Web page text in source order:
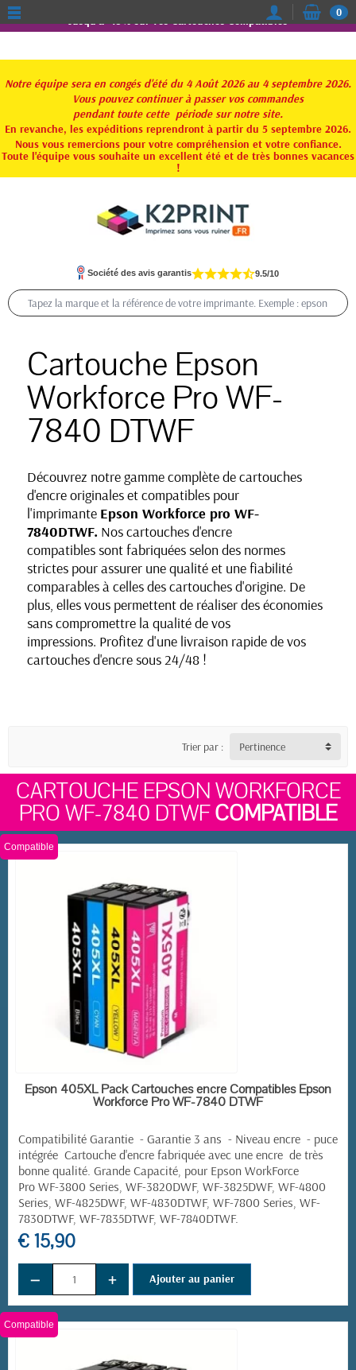
Jusqu'à -15% sur vos Cartouches Compatibles
Notre équipe sera en congés d'été du 4 Août 2026 au 4 septembre 2026.
Vous pouvez continuer à passer vos commandes
pendant toute cette période sur notre site.
En revanche, les expéditions reprendront à partir du 5 septembre 2026.
Nous vous remercions pour votre compréhension et votre confiance.
Toute l'équipe vous souhaite un excellent été et de très bonnes vacances
!
0
Société des avis garantis 9.5/10
Cartouche Epson
Workforce Pro WF-
7840 DTWF
Découvrez notre gamme complète de cartouches
d'encre originales et compatibles pour
l'imprimante Epson Workforce pro WF-
7840DTWF. Nos cartouches d'encre
compatibles sont fabriquées selon des normes
strictes pour assurer une qualité et une fiabilité
comparables à celles des cartouches d'origine. De
plus, elles vous permettent de réaliser des économies
sans compromettre la qualité de vos
impressions. Profitez d'une livraison rapide de vos
cartouches d'encre sous 24/48 !
Trier par : Pertinence
CARTOUCHE EPSON WORKFORCE
PRO WF-7840 DTWFCOMPATIBLE
EN STOCK
Compatible
Epson 405XL Pack Cartouches encre Compatibles Epson
Workforce Pro WF-7840 DTWF
Compatibilité Garantie - Garantie 3 ans - Niveau encre - puce
intégrée Cartouche d'encre fabriquée avec une encre de très
bonne qualité. Grande Capacité, pour Epson WorkForce
Pro WF-3800 Series, WF-3820DWF, WF-3825DWF, WF-4800
Series, WF-4825DWF, WF-4830DTWF, WF-7800 Series, WF-
7830DTWF, WF-7835DTWF, WF-7840DTWF.
€ 15,90
− + Ajouter au panier
Compatible